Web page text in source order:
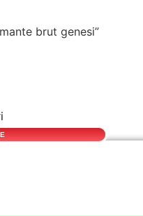
brut genesi”